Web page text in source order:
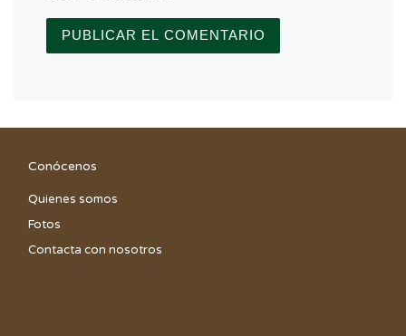
Conócenos
Quienes somos
Fotos
Contacta con nosotros